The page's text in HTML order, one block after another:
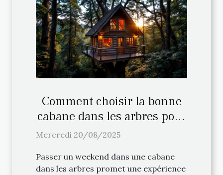
Comment choisir la bonne
cabane dans les arbres pour
votre weekend ?
Mercredi 20/08/2025
Passer un weekend dans une cabane
dans les arbres promet une expérience